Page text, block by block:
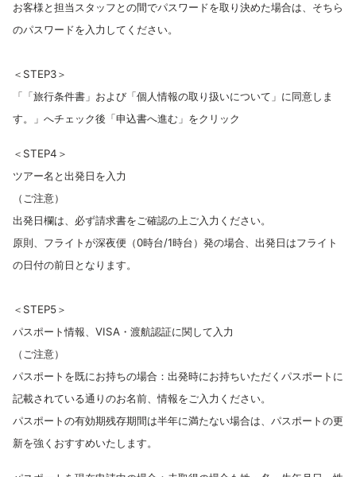
お客様と担当スタッフとの間でパスワードを取り決めた場合は、そちら
のパスワードを入力してください。
＜STEP3＞
「「旅行条件書」および「個人情報の取り扱いについて」に同意しま
す。」へチェック後「申込書へ進む」をクリック
＜STEP4＞
ツアー名と出発日を入力
（ご注意）
出発日欄は、必ず請求書をご確認の上ご入力ください。
原則、フライトが深夜便（0時台/1時台）発の場合、出発日はフライト
の日付の前日となります。
＜STEP5＞
パスポート情報、VISA・渡航認証に関して入力
（ご注意）
パスポートを既にお持ちの場合：出発時にお持ちいただくパスポートに
記載されている通りのお名前、情報をご入力ください。
パスポートの有効期残存期間は半年に満たない場合は、パスポートの更
新を強くおすすめいたします。